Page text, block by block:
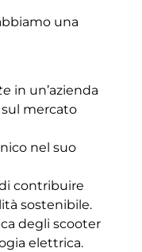
una
in un’azienda
mercato
nel suo
contribuire
sostenibile.
degli scooter
elettrica.